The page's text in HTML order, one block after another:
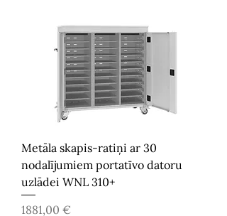
Metāla skapis-ratiņi ar 30
nodalījumiem portatīvo datoru
uzlādei WNL 310+
Cena
1881,00 €